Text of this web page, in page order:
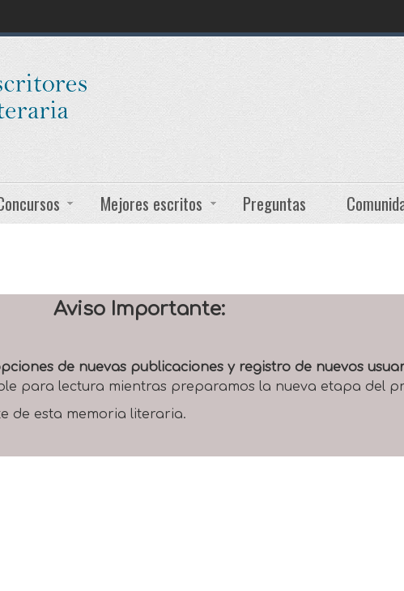
Mejores escritos Preguntas
Aviso Importante:
de nuevas publicaciones y registro de nuevos
para lectura mientras preparamos la nueva etapa del
de esta memoria literaria.